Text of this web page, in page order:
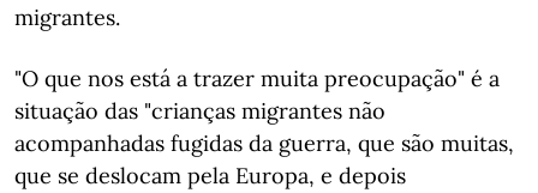
migrantes.
"O que nos está a trazer muita preocupação" é a
situação das "crianças migrantes não
acompanhadas fugidas da guerra, que são muitas,
que se deslocam pela Europa, e depois